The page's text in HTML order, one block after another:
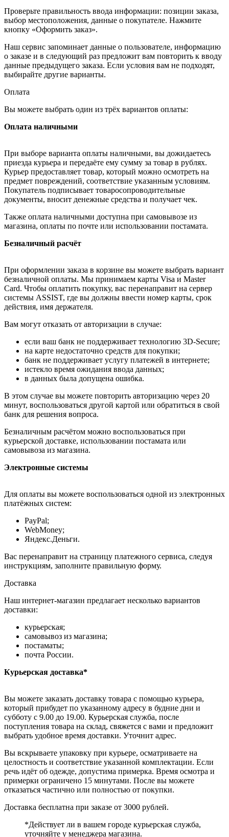
Проверьте правильность ввода информации: позиции заказа,
выбор местоположения, данные о покупателе. Нажмите
кнопку «Оформить заказ».
Наш сервис запоминает данные о пользователе, информацию
о заказе и в следующий раз предложит вам повторить к вводу
данные предыдущего заказа. Если условия вам не подходят,
выбирайте другие варианты.
Оплата
Вы можете выбрать один из трёх вариантов оплаты:
Оплата наличными
При выборе варианта оплаты наличными, вы дожидаетесь
приезда курьера и передаёте ему сумму за товар в рублях.
Курьер предоставляет товар, который можно осмотреть на
предмет повреждений, соответствие указанным условиям.
Покупатель подписывает товаросопроводительные
документы, вносит денежные средства и получает чек.
Также оплата наличными доступна при самовывозе из
магазина, оплаты по почте или использовании постамата.
Безналичный расчёт
При оформлении заказа в корзине вы можете выбрать вариант
безналичной оплаты. Мы принимаем карты Visa и Master
Card. Чтобы оплатить покупку, вас перенаправит на сервер
системы ASSIST, где вы должны ввести номер карты, срок
действия, имя держателя.
Вам могут отказать от авторизации в случае:
если ваш банк не поддерживает технологию 3D-Secure;
на карте недостаточно средств для покупки;
банк не поддерживает услугу платежей в интернете;
истекло время ожидания ввода данных;
в данных была допущена ошибка.
В этом случае вы можете повторить авторизацию через 20
минут, воспользоваться другой картой или обратиться в свой
банк для решения вопроса.
Безналичным расчётом можно воспользоваться при
курьерской доставке, использовании постамата или
самовывоза из магазина.
Электронные системы
Для оплаты вы можете воспользоваться одной из электронных
платёжных систем:
PayPal;
WebMoney;
Яндекс.Деньги.
Вас перенаправит на страницу платежного сервиса, следуя
инструкциям, заполните правильную форму.
Доставка
Наш интернет-магазин предлагает несколько вариантов
доставки:
курьерская;
самовывоз из магазина;
постаматы;
почта России.
Курьерская доставка*
Вы можете заказать доставку товара с помощью курьера,
который прибудет по указанному адресу в будние дни и
субботу с 9.00 до 19.00. Курьерская служба, после
поступления товара на склад, свяжется с вами и предложит
выбрать удобное время доставки. Уточнит адрес.
Вы вскрываете упаковку при курьере, осматриваете на
целостность и соответствие указанной комплектации. Если
речь идёт об одежде, допустима примерка. Время осмотра и
примерки ограничено 15 минутами. После вы можете
отказаться частично или полностью от покупки.
Доставка бесплатна при заказе от 3000 рублей.
*Действует ли в вашем городе курьерская служба,
уточняйте у менеджера магазина.